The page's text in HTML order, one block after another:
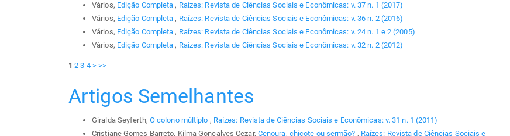
Vários, Edição Completa, Raízes: Revista de Ciências Sociais e Econômicas: v. 37 n. 1 (2017)
Vários, Edição Completa, Raízes: Revista de Ciências Sociais e Econômicas: v. 36 n. 2 (2016)
Vários, Edição Completa, Raízes: Revista de Ciências Sociais e Econômicas: v. 24 n. 1 e 2 (2005)
Vários, Edição Completa, Raízes: Revista de Ciências Sociais e Econômicas: v. 32 n. 2 (2012)
1 2 3 4 > >>
Artigos Semelhantes
Giralda Seyferth, O colono múltiplo , Raízes: Revista de Ciências Sociais e Econômicas: v. 31 n. 1 (2011)
Cristiane Gomes Barreto, Kilma Gonçalves Cezar, Cenoura, chicote ou sermão? , Raízes: Revista de Ciências Sociais e